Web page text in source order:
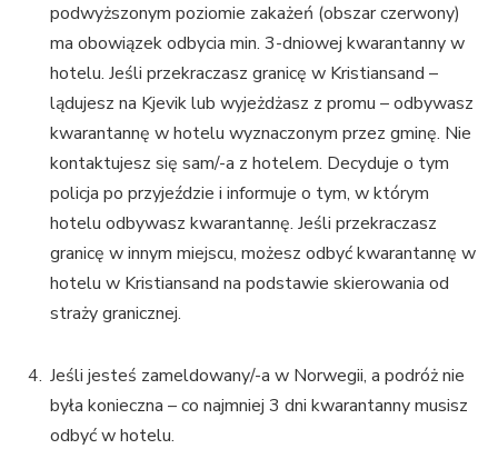
podwyższonym poziomie zakażeń (obszar czerwony)
ma obowiązek odbycia min. 3-dniowej kwarantanny w
hotelu. Jeśli przekraczasz granicę w Kristiansand –
lądujesz na Kjevik lub wyjeżdżasz z promu – odbywasz
kwarantannę w hotelu wyznaczonym przez gminę. Nie
kontaktujesz się sam/-a z hotelem. Decyduje o tym
policja po przyjeździe i informuje o tym, w którym
hotelu odbywasz kwarantannę. Jeśli przekraczasz
granicę w innym miejscu, możesz odbyć kwarantannę w
hotelu w Kristiansand na podstawie skierowania od
straży granicznej.
Jeśli jesteś zameldowany/-a w Norwegii, a podróż nie
była konieczna – co najmniej 3 dni kwarantanny musisz
odbyć w hotelu.